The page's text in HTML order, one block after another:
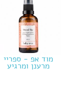
מוד אפ - ספריי
מרענן ומרגיע